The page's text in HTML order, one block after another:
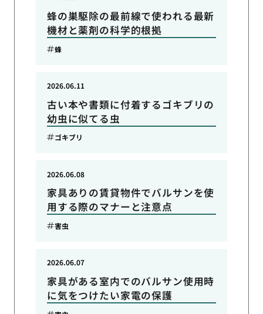
蜂の巣駆除の最前線で使われる最新
機材と薬剤の科学的根拠
蜂
古い本や書類に付着するゴキブリの
幼虫に似てる虫
2026.06.11
ゴキブリ
家具ありの賃貸物件でバルサンを使
用する際のマナーと注意点
2026.06.08
害虫
家具がある室内でのバルサン使用時
に気をつけたい家電の保護
2026.06.07